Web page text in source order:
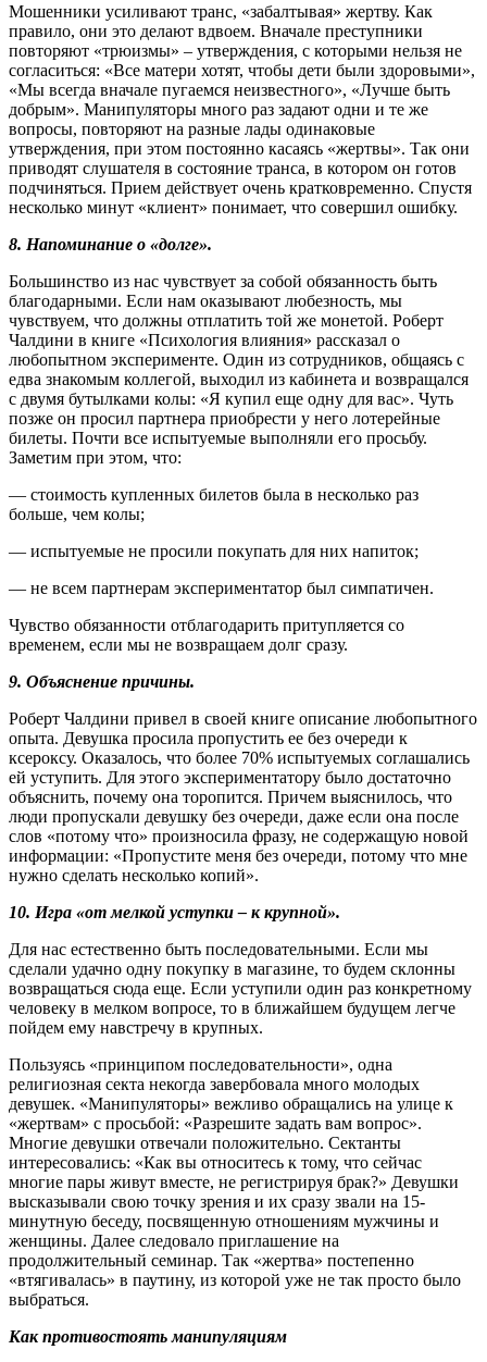
Мошенники усиливают транс, «забалтывая» жертву. Как
правило, они это делают вдвоем. Вначале преступники
повторяют «трюизмы» – утверждения, с которыми нельзя не
согласиться: «Все матери хотят, чтобы дети были здоровыми»,
«Мы всегда вначале пугаемся неизвестного», «Лучше быть
добрым». Манипуляторы много раз задают одни и те же
вопросы, повторяют на разные лады одинаковые
утверждения, при этом постоянно касаясь «жертвы». Так они
приводят слушателя в состояние транса, в котором он готов
подчиняться. Прием действует очень кратковременно. Спустя
несколько минут «клиент» понимает, что совершил ошибку.
8. Напоминание о «долге».
Большинство из нас чувствует за собой обязанность быть
благодарными. Если нам оказывают любезность, мы
чувствуем, что должны отплатить той же монетой. Роберт
Чалдини в книге «Психология влияния» рассказал о
любопытном эксперименте. Один из сотрудников, общаясь с
едва знакомым коллегой, выходил из кабинета и возвращался
с двумя бутылками колы: «Я купил еще одну для вас». Чуть
позже он просил партнера приобрести у него лотерейные
билеты. Почти все испытуемые выполняли его просьбу.
Заметим при этом, что:
— стоимость купленных билетов была в несколько раз
больше, чем колы;
— испытуемые не просили покупать для них напиток;
— не всем партнерам экспериментатор был симпатичен.
Чувство обязанности отблагодарить притупляется со
временем, если мы не возвращаем долг сразу.
9. Объяснение причины.
Роберт Чалдини привел в своей книге описание любопытного
опыта. Девушка просила пропустить ее без очереди к
ксероксу. Оказалось, что более 70% испытуемых соглашались
ей уступить. Для этого экспериментатору было достаточно
объяснить, почему она торопится. Причем выяснилось, что
люди пропускали девушку без очереди, даже если она после
слов «потому что» произносила фразу, не содержащую новой
информации: «Пропустите меня без очереди, потому что мне
нужно сделать несколько копий».
10. Игра «от мелкой уступки – к крупной».
Для нас естественно быть последовательными. Если мы
сделали удачно одну покупку в магазине, то будем склонны
возвращаться сюда еще. Если уступили один раз конкретному
человеку в мелком вопросе, то в ближайшем будущем легче
пойдем ему навстречу в крупных.
Пользуясь «принципом последовательности», одна
религиозная секта некогда завербовала много молодых
девушек. «Манипуляторы» вежливо обращались на улице к
«жертвам» с просьбой: «Разрешите задать вам вопрос».
Многие девушки отвечали положительно. Сектанты
интересовались: «Как вы относитесь к тому, что сейчас
многие пары живут вместе, не регистрируя брак?» Девушки
высказывали свою точку зрения и их сразу звали на 15-
минутную беседу, посвященную отношениям мужчины и
женщины. Далее следовало приглашение на
продолжительный семинар. Так «жертва» постепенно
«втягивалась» в паутину, из которой уже не так просто было
выбраться.
Как противостоять манипуляциям